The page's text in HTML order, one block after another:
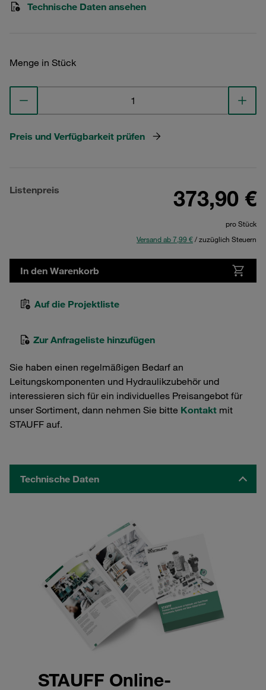
Technische Daten ansehen
Menge in Stück
Preis und Verfügbarkeit prüfen
Listenpreis 373,90 €
pro Stück
Versand ab 7,99 €/ zuzüglich Steuern
In den Warenkorb
Auf die Projektliste
Zur Anfrageliste hinzufügen
Sie haben einen regelmäßigen Bedarf an
Leitungskomponenten und Hydraulikzubehör und
interessieren sich für ein individuelles Preisangebot für
unser Sortiment, dann nehmen Sie bitte Kontakt mit
STAUFF auf.
Technische Daten
STAUFF Online-